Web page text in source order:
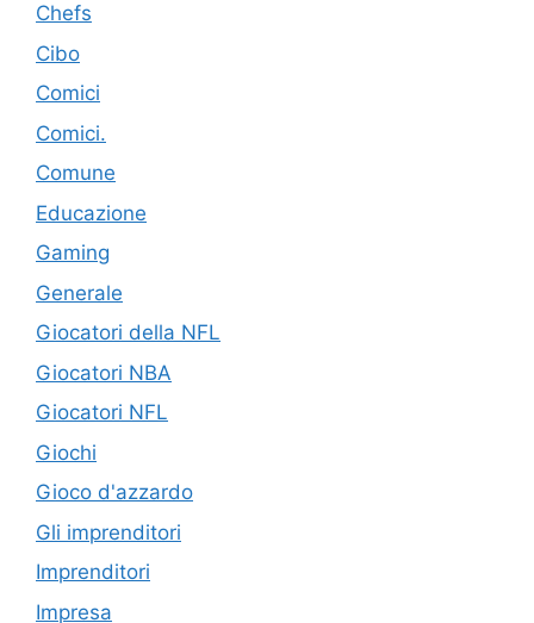
Chefs
Cibo
Comici
Comici.
Comune
Educazione
Gaming
Generale
Giocatori della NFL
Giocatori NBA
Giocatori NFL
Giochi
Gioco d'azzardo
Gli imprenditori
Imprenditori
Impresa